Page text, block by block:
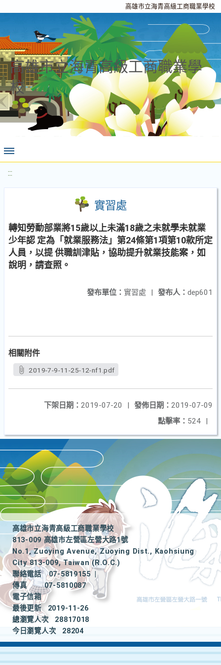
高雄市立海青高級工商職業學校
高雄市立海青高級工商職業學
校
:::
實習處
轉知勞動部業將15歲以上未滿18歲之未就學未就業
少年認 定為「就業服務法」第24條第1項第10款所定
人員，以提 供職訓津貼，協助提升就業技能案，如
說明，請查照。
發布人： dep601
發布單位： 實習處 |
相關附件
2019-7-9-11-25-12-nf1.pdf
發佈日期： 2019-07-09
下架日期： 2019-07-20
|
點擊率： 524 |
高雄市立海青高級工商職業學校
813-009 高雄市左營區左營大路1號
No.1, Zuoying Avenue, Zuoying Dist., Kaohsiung
City 813-009, Taiwan (R.O.C.)
聯絡電話
07-5819155
|
傳真
07-5810087
電子信箱
最後更新
2019-11-26
總瀏覽人次
28817018
今日瀏覽人次
28204